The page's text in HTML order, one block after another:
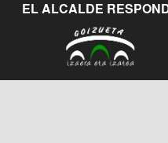
EL ALCALDE